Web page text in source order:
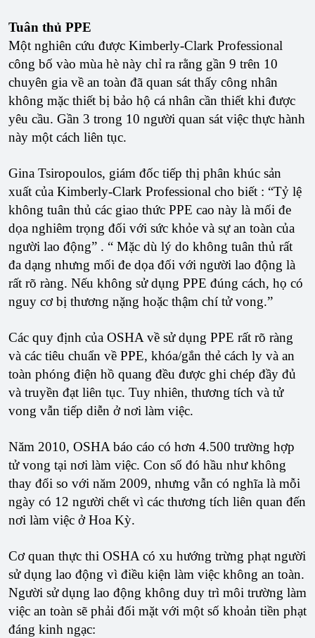
Tuân thủ PPE
Một nghiên cứu được Kimberly-Clark Professional
công bố vào mùa hè này chỉ ra rằng gần 9 trên 10
chuyên gia về an toàn đã quan sát thấy công nhân
không mặc thiết bị bảo hộ cá nhân cần thiết khi được
yêu cầu. Gần 3 trong 10 người quan sát việc thực hành
này một cách liên tục.
Gina Tsiropoulos, giám đốc tiếp thị phân khúc sản
xuất của Kimberly-Clark Professional cho biết : “Tỷ lệ
không tuân thủ các giao thức PPE cao này là mối đe
dọa nghiêm trọng đối với sức khỏe và sự an toàn của
người lao động” . “ Mặc dù lý do không tuân thủ rất
đa dạng nhưng mối đe dọa đối với người lao động là
rất rõ ràng. Nếu không sử dụng PPE đúng cách, họ có
nguy cơ bị thương nặng hoặc thậm chí tử vong.”
Các quy định của OSHA về sử dụng PPE rất rõ ràng
và các tiêu chuẩn về PPE, khóa/gắn thẻ cách ly và an
toàn phóng điện hồ quang đều được ghi chép đầy đủ
và truyền đạt liên tục. Tuy nhiên, thương tích và tử
vong vẫn tiếp diễn ở nơi làm việc.
Năm 2010, OSHA báo cáo có hơn 4.500 trường hợp
tử vong tại nơi làm việc. Con số đó hầu như không
thay đổi so với năm 2009, nhưng vẫn có nghĩa là mỗi
ngày có 12 người chết vì các thương tích liên quan đến
nơi làm việc ở Hoa Kỳ.
Cơ quan thực thi OSHA có xu hướng trừng phạt người
sử dụng lao động vì điều kiện làm việc không an toàn.
Người sử dụng lao động không duy trì môi trường làm
việc an toàn sẽ phải đối mặt với một số khoản tiền phạt
đáng kinh ngạc: